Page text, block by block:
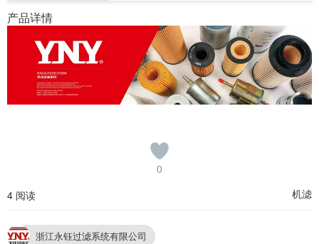
产品详情
0
4 阅读
机滤
浙江永钰过滤系统有限公司